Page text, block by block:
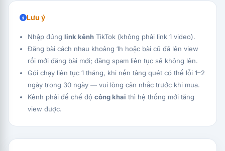
Lưu ý
Nhập đúng link kênh TikTok (không phải link 1 video).
Đăng bài cách nhau khoảng 1h hoặc bài cũ đã lên view
rồi mới đăng bài mới; đăng spam liên tục sẽ không lên.
Gói chạy liên tục 1 tháng, khi nền tảng quét có thể lỗi 1–2
ngày trong 30 ngày — vui lòng cân nhắc trước khi mua.
Kênh phải để chế độ công khai thì hệ thống mới tăng
view được.